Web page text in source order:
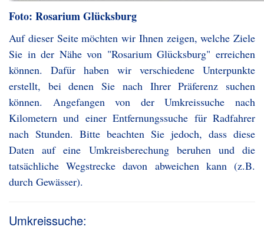
Foto: Rosarium Glücksburg
Auf dieser Seite möchten wir Ihnen zeigen, welche Ziele
Sie in der Nähe von "Rosarium Glücksburg" erreichen
können. Dafür haben wir verschiedene Unterpunkte
erstellt, bei denen Sie nach Ihrer Präferenz suchen
können. Angefangen von der Umkreissuche nach
Kilometern und einer Entfernungssuche für Radfahrer
nach Stunden. Bitte beachten Sie jedoch, dass diese
Daten auf eine Umkreisberechung beruhen und die
tatsächliche Wegstrecke davon abweichen kann (z.B.
durch Gewässer).
Umkreissuche: